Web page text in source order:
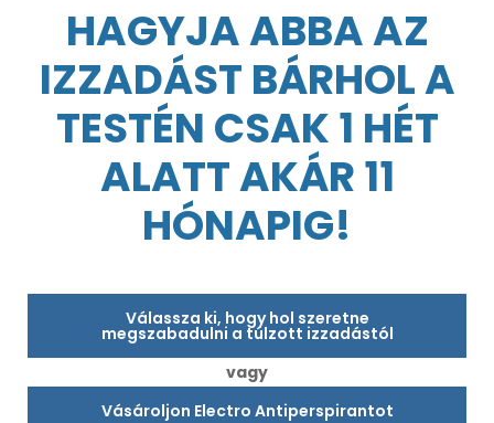
HAGYJA ABBA AZ
IZZADÁST BÁRHOL A
TESTÉN CSAK 1 HÉT
ALATT AKÁR 11
HÓNAPIG!
Válassza ki, hogy hol szeretne
megszabadulni a túlzott izzadástól
vagy
Vásároljon Electro Antiperspirantot